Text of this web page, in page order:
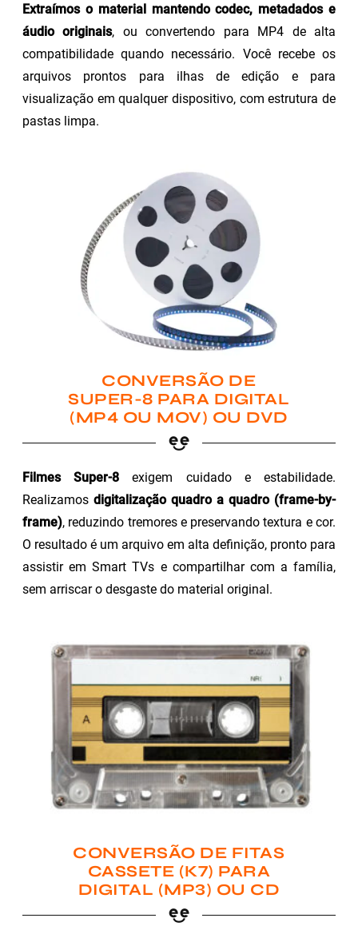
Extraímos o material mantendo codec, metadados e
áudio originais, ou convertendo para MP4 de alta
compatibilidade quando necessário. Você recebe os
arquivos prontos para ilhas de edição e para
visualização em qualquer dispositivo, com estrutura de
pastas limpa.
CONVERSÃO DE
SUPER-8 PARA DIGITAL
(MP4 OU MOV) OU DVD
Filmes Super-8 exigem cuidado e estabilidade.
Realizamos digitalização quadro a quadro (frame-by-
frame), reduzindo tremores e preservando textura e cor.
O resultado é um arquivo em alta definição, pronto para
assistir em Smart TVs e compartilhar com a família,
sem arriscar o desgaste do material original.
CONVERSÃO DE FITAS
CASSETE (K7) PARA
DIGITAL (MP3) OU CD